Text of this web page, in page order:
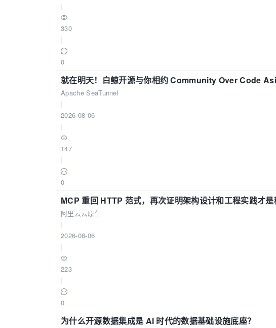
330
0
就在明天！白鲸开源与你相约 Community Over Code
Apache SeaTunnel
2026-08-06
147
0
MCP 重回 HTTP 范式，再次证明架构设计和工程实践才
阿里云云原生
2026-08-06
223
0
为什么开源数据集成是 AI 时代的数据基础设施底座？